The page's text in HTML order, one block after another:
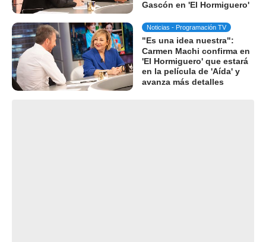
Gascón en 'El Hormiguero'
Noticias - Programación TV
"Es una idea nuestra":
Carmen Machi confirma en
'El Hormiguero' que estará
en la película de 'Aída' y
avanza más detalles